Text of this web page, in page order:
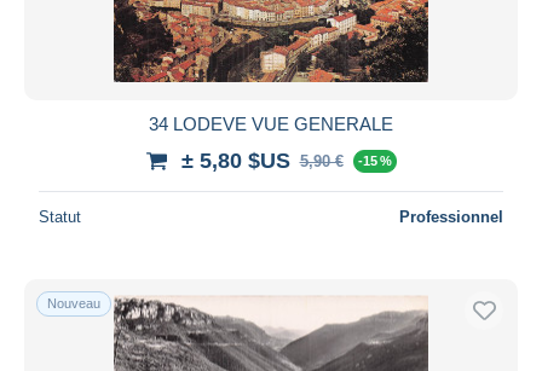
34 LODEVE VUE GENERALE
± 5,80 $US 5,90 € -15 %
Statut Professionnel
Nouveau